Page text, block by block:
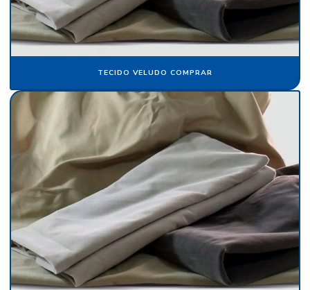
Fornecedor de algodão flocado
Fornecedor de cartolina camurça
Fornecedor de crepom parafinado
Fornecedor de papel camurça
Fornecedor de papel crepom
Fornecedor de papel crepom parafinado
Fornecedor de papel veludo
Fornecedor de tecido flocado
Fornecedor de veludo
Fornecedor de veludo para automóvel
TECIDO VELUDO COMPRAR